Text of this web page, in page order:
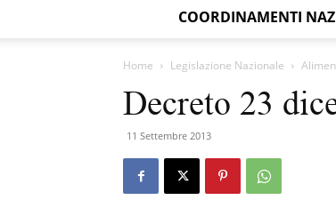
COORDINAMENTI
Home Legislazione Nazionale
Decreto 23
11 Settembre 2013